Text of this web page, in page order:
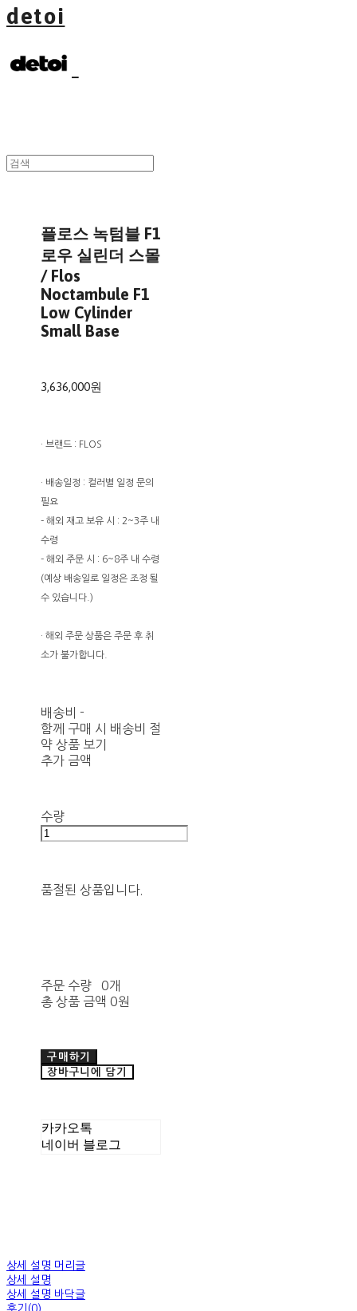
detoi
플로스 녹텀블 F1
로우 실린더 스몰
/ Flos
Noctambule F1
Low Cylinder
Small Base
3,636,000원
· 브랜드 : FLOS
· 배송일정 : 컬러별 일정 문의
필요
- 해외 재고 보유 시 : 2~3주 내
수령
- 해외 주문 시 : 6~8주 내 수령
(예상 배송일로 일정은 조정 될
수 있습니다.)
· 해외 주문 상품은 주문 후 취
소가 불가합니다.
배송비 -
함께 구매 시 배송비 절
약 상품 보기
추가 금액
수량
품절된 상품입니다.
주문 수량
0개
총 상품 금액 0원
구매하기
장바구니에 담기
카카오톡
네이버 블로그
상세 설명 머리글
상세 설명
상세 설명 바닥글